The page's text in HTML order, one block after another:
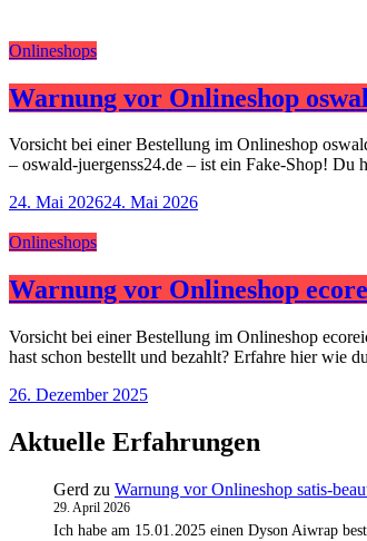
Onlineshops
Warnung vor Onlineshop
Vorsicht bei einer Bestellung im Onlineshop
– oswald-juergenss24.de – ist ein Fake-Shop!
24. Mai 202624. Mai 2026
Onlineshops
Warnung vor Onlineshop
Vorsicht bei einer Bestellung im Onlineshop
hast schon bestellt und bezahlt? Erfahre hier wie
26. Dezember 2025
Aktuelle Erfahrungen
Gerd zu Warnung vor Onlineshop satis-
29. April 2026
Ich habe am 15.01.2025 einen Dyson Aiwrap